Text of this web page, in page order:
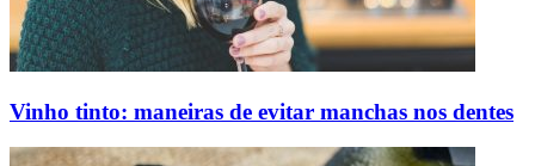
Vinho tinto: maneiras de evitar manchas nos dentes